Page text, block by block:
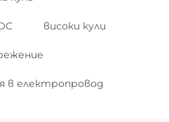
високи кули
в електропровод